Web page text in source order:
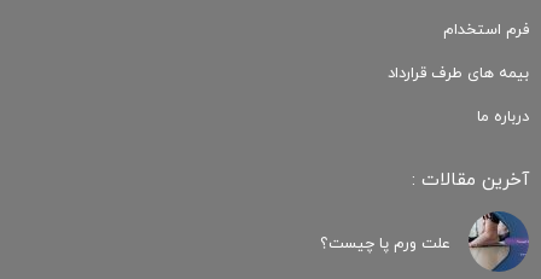
فرم استخدام
بیمه های طرف قرارداد
درباره ما
آخرین مقالات :
علت ورم پا چیست؟